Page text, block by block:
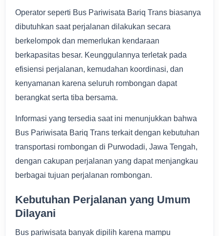
Operator seperti Bus Pariwisata Bariq Trans biasanya
dibutuhkan saat perjalanan dilakukan secara
berkelompok dan memerlukan kendaraan
berkapasitas besar. Keunggulannya terletak pada
efisiensi perjalanan, kemudahan koordinasi, dan
kenyamanan karena seluruh rombongan dapat
berangkat serta tiba bersama.
Informasi yang tersedia saat ini menunjukkan bahwa
Bus Pariwisata Bariq Trans terkait dengan kebutuhan
transportasi rombongan di Purwodadi, Jawa Tengah,
dengan cakupan perjalanan yang dapat menjangkau
berbagai tujuan perjalanan rombongan.
Kebutuhan Perjalanan yang Umum
Dilayani
Bus pariwisata banyak dipilih karena mampu